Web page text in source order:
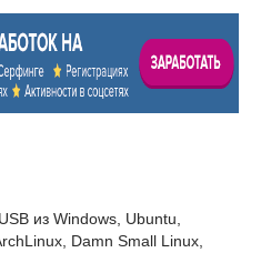
из Windows, Ubuntu,
Damn Small Linux,